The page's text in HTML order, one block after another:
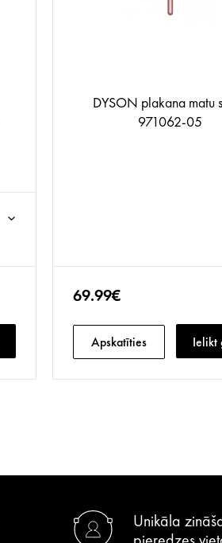
DYSON plakana matu
971062-05
69.99€
Apskatīties Ielikt
Unikāla